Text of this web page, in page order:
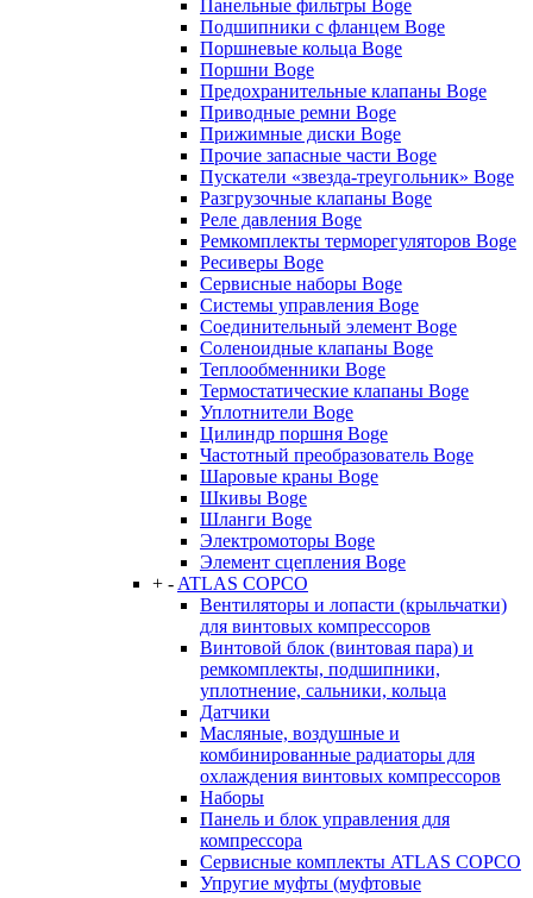
Панельные фильтры Boge
Подшипники с фланцем Boge
Поршневые кольца Boge
Поршни Boge
Предохранительные клапаны Boge
Приводные ремни Boge
Прижимные диски Boge
Прочие запасные части Boge
Пускатели «звезда-треугольник» Boge
Разгрузочные клапаны Boge
Реле давления Boge
Ремкомплекты терморегуляторов Boge
Ресиверы Boge
Сервисные наборы Boge
Системы управления Boge
Соединительный элемент Boge
Соленоидные клапаны Boge
Теплообменники Boge
Термостатические клапаны Boge
Уплотнители Boge
Цилиндр поршня Boge
Частотный преобразователь Boge
Шаровые краны Boge
Шкивы Boge
Шланги Boge
Электромоторы Boge
Элемент сцепления Boge
+ - ATLAS COPCO
Вентиляторы и лопасти (крыльчатки)
для винтовых компрессоров
Винтовой блок (винтовая пара) и
ремкомплекты, подшипники,
уплотнение, сальники, кольца
Датчики
Масляные, воздушные и
комбинированные радиаторы для
охлаждения винтовых компрессоров
Наборы
Панель и блок управления для
компрессора
Сервисные комплекты ATLAS COPCO
Упругие муфты (муфтовые